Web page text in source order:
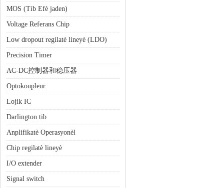
MOS (Tib Efè jaden)
Voltage Referans Chip
Low dropout regilatè lineyè (LDO)
Precision Timer
AC-DC控制器和稳压器
Optokoupleur
Lojik IC
Darlington tib
Anplifikatè Operasyonèl
Chip regilatè lineyè
I/O extender
Signal switch